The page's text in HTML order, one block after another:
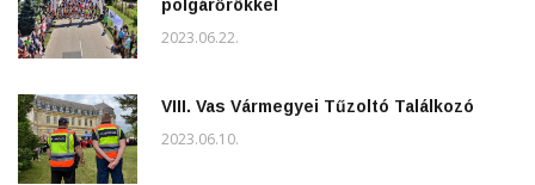
polgárőrökkel
2023.06.22.
VIII. Vas Vármegyei Tűzoltó Találkozó
2023.06.10.